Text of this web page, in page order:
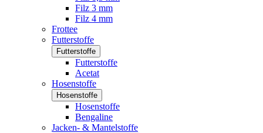
Filz 3 mm
Filz 4 mm
Frottee
Futterstoffe
Futterstoffe
Futterstoffe
Acetat
Hosenstoffe
Hosenstoffe
Hosenstoffe
Bengaline
Jacken- & Mantelstoffe